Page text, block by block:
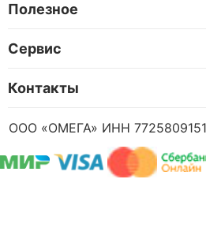
Полезное
Сервис
Контакты
ООО «ОМЕГА» ИНН